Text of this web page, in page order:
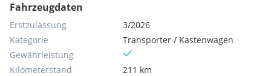
Fahrzeugdaten
Erstzulassung
3/2026
Kategorie
Transporter / Kastenwagen
Gewährleistung
Kilometerstand
211 km